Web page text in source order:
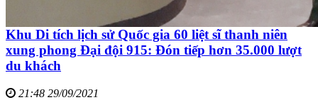
Khu Di tích lịch sử Quốc gia 60 liệt sĩ thanh niên
xung phong Đại đội 915: Đón tiếp hơn 35.000 lượt
du khách
21:48 29/09/2021